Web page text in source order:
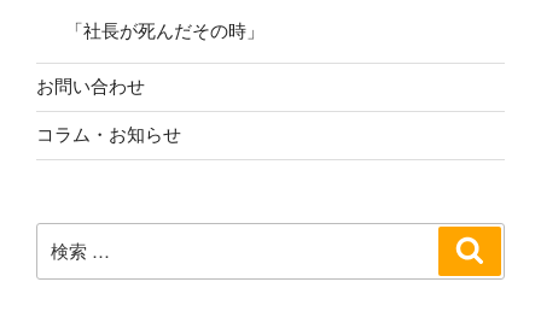
「社長が死んだその時」
お問い合わせ
コラム・お知らせ
索: